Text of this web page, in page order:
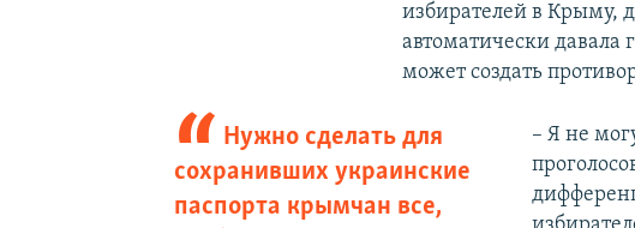
избирателей в Крыму,
автоматически давала
может создать
Нужно сделать для
сохранивших украинские
паспорта крымчан все,
– Я не